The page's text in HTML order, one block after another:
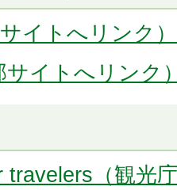
イトへリンク）
サイトへリンク
travelers（観光